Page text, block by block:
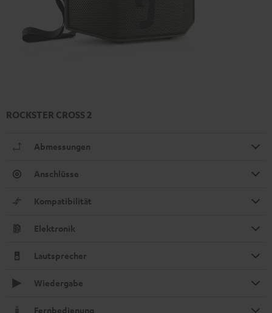
ROCKSTER CROSS 2
Abmessungen
Anschlüsse
Kompatibilität
Elektronik
Lautsprecher
Wiedergabe
Fernbedienung